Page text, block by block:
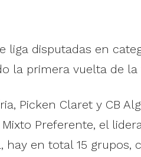
liga disputadas en
la primera vuelta de
Picken Claret y CB
Preferente, el
hay en total 15